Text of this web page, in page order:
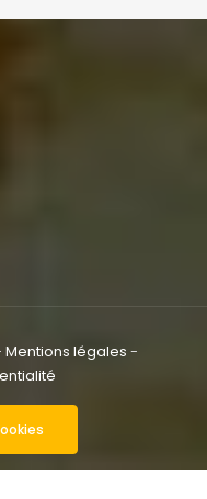
Mentions légales -